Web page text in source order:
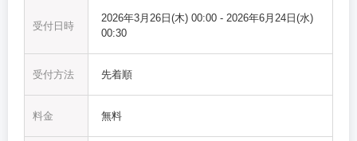
受付日時
2026年3月26日(木) 00:00 - 2026年6月24日(水)
00:30
受付方法 先着順
料金 無料